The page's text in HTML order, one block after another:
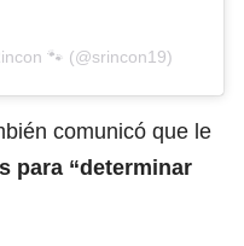
🐾 (@srincon19)
comunicó que le
para “determinar